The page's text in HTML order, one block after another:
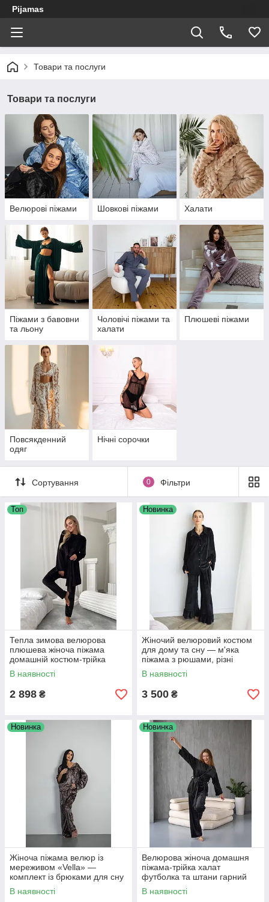
Pijamas
Товари та послуги
Товари та послуги
Велюрові піжами Шовкові піжами Халати
Піжами з бавовни
та льону
Чоловічі піжами та
халати
Плюшеві піжами
Повсякденний
одяг
Нічні сорочки
Сортування 0 Фільтри
Топ
Тепла зимова велюрова
плюшева жіноча піжама
домашній костюм-трійка
чорний колір
В наявності
2 898 ₴
Новинка
Жіночий велюровий костюм
для дому та сну — м'яка
піжама з рюшами, різні
кольори та розміри
В наявності
3 500 ₴
Новинка
Жіноча піжама велюр із
мереживом «Vella» —
комплект із брюками для сну
та дому
В наявності
Новинка
Велюрова жіноча домашня
піжама-трійка халат
футболка та штани гарний
домашній стильний комплект
для жінок
В наявності